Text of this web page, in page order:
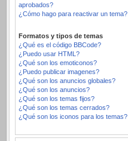
aprobados?
¿Cómo hago para reactivar un tema?
Formatos y tipos de temas
¿Qué es el código BBCode?
¿Puedo usar HTML?
¿Qué son los emoticonos?
¿Puedo publicar imagenes?
¿Qué son los anuncios globales?
¿Qué son los anuncios?
¿Qué son los temas fijos?
¿Qué son los temas cerrados?
¿Qué son los iconos para los temas?